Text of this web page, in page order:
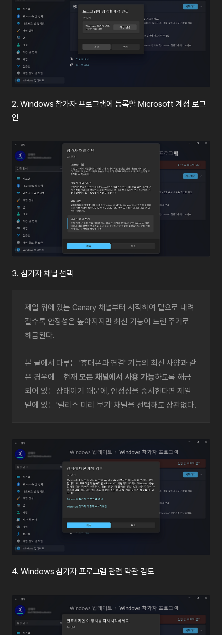
2. Windows 참가자 프로그램에 등록할 Microsoft 계정 로그
인
3. 참가자 채널 선택
제일 위에 있는 Canary 채널부터 시작하여 밑으로 내려
갈수록 안정성은 높아지지만 최신 기능이 느린 주기로
해금된다.
본 글에서 다루는 '휴대폰과 연결' 기능의 최신 사양과 같
은 경우에는 현재 모든 채널에서 사용 가능하도록 해금
되어 있는 상태이기 때문에, 안정성을 중시한다면 제일
밑에 있는 '릴리스 미리 보기' 채널을 선택해도 상관없다.
4. Windows 참가자 프로그램 관련 약관 검토